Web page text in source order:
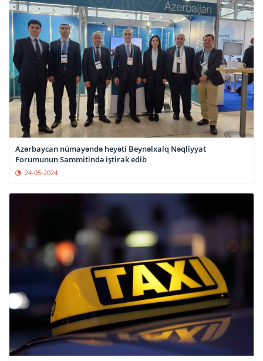
Azərbaycan nümayəndə heyəti Beynəlxalq Nəqliyyat
Forumunun Sammitində iştirak edib
24-05-2024